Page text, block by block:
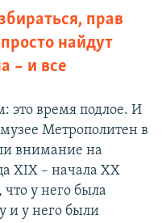
прав
найдут
– и все
это время подлое. И
Метрополитен в
внимание на
XIX – начала XX
у него была
и у него были